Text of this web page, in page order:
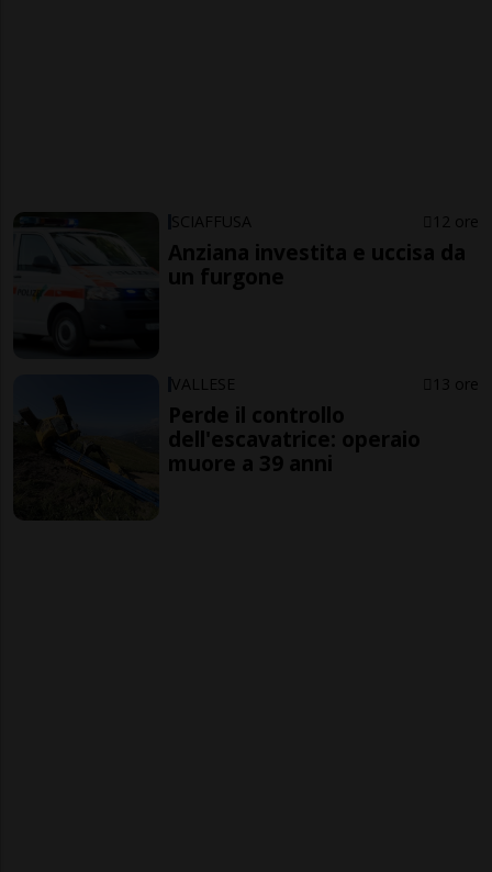
SCIAFFUSA 12 ore
Anziana investita e uccisa da
un furgone
VALLESE 13 ore
Perde il controllo
dell'escavatrice: operaio
muore a 39 anni